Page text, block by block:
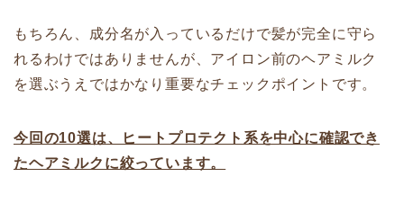
もちろん、成分名が入っているだけで髪が完全に守ら
れるわけではありませんが、アイロン前のヘアミルク
を選ぶうえではかなり重要なチェックポイントです。
今回の10選は、ヒートプロテクト系を中心に確認でき
たヘアミルクに絞っています。